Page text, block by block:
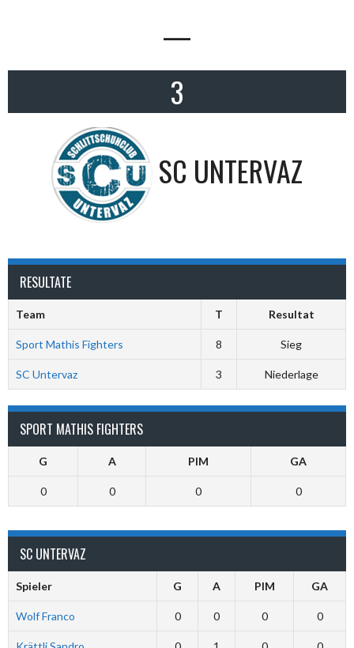
—
3
SC UNTERVAZ
RESULTATE
Team T Resultat
Sport Mathis Fighters 8 Sieg
SC Untervaz 3 Niederlage
SPORT MATHIS FIGHTERS
G A PIM GA
0 0 0 0
SC UNTERVAZ
Spieler G A PIM GA
Wolf Franco 0 0 0 0